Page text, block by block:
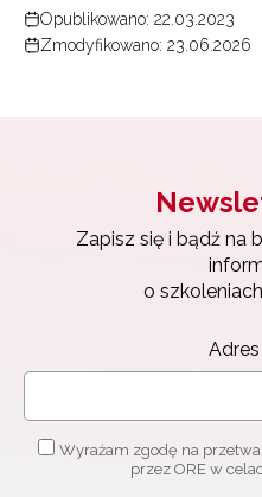
Opublikowano: 22.03.2023
Zmodyfikowano: 23.06.2026
Zapisz się i bądź na
o
Wyrażam zgodę na
przez ORE w